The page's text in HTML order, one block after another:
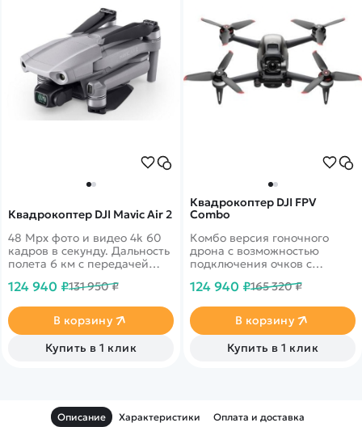
Квадрокоптер DJI Mavic Air 2
48 Mpx фото и видео 4k 60
кадров в секунду. Дальность
полета 6 км с передачей
минуты в полете
124 940 ₽131 950 ₽
В корзину
Купить в 1 клик
Квадрокоптер DJI FPV
Combo
Комбо версия гоночного
дрона с возможностью
подключения очков с
градусов. Три режима
новичков с включенными
датчиками обнаружения
препятствий, S - свободный
полет с элементами
Присутствует экстренное
124 940 ₽165 320 ₽
В корзину
Купить в 1 клик
Описание Характеристики Оплата и доставка